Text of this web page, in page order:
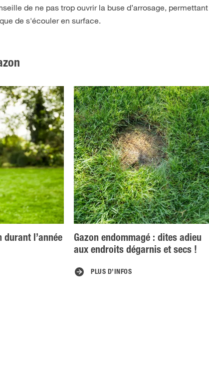
de ne pas trop ouvrir la buse d’arrosage, permettant
de s'écouler en surface.
durant l’année
Gazon endommagé : dites adieu
aux endroits dégarnis et secs !
PLUS D’INFOS